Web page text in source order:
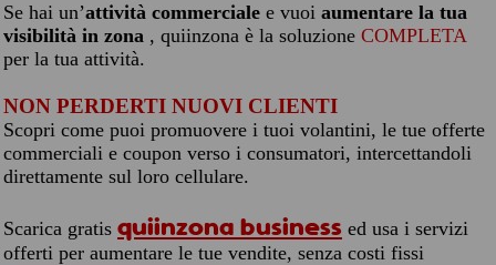
Se hai un’attività commerciale e vuoi aumentare la tua
visibilità in zona , quiinzona è la soluzione COMPLETA
per la tua attività.
NON PERDERTI NUOVI CLIENTI
Scopri come puoi promuovere i tuoi volantini, le tue offerte
commerciali e coupon verso i consumatori, intercettandoli
direttamente sul loro cellulare.
Scarica gratis quiinzona business ed usa i servizi
offerti per aumentare le tue vendite, senza costi fissi